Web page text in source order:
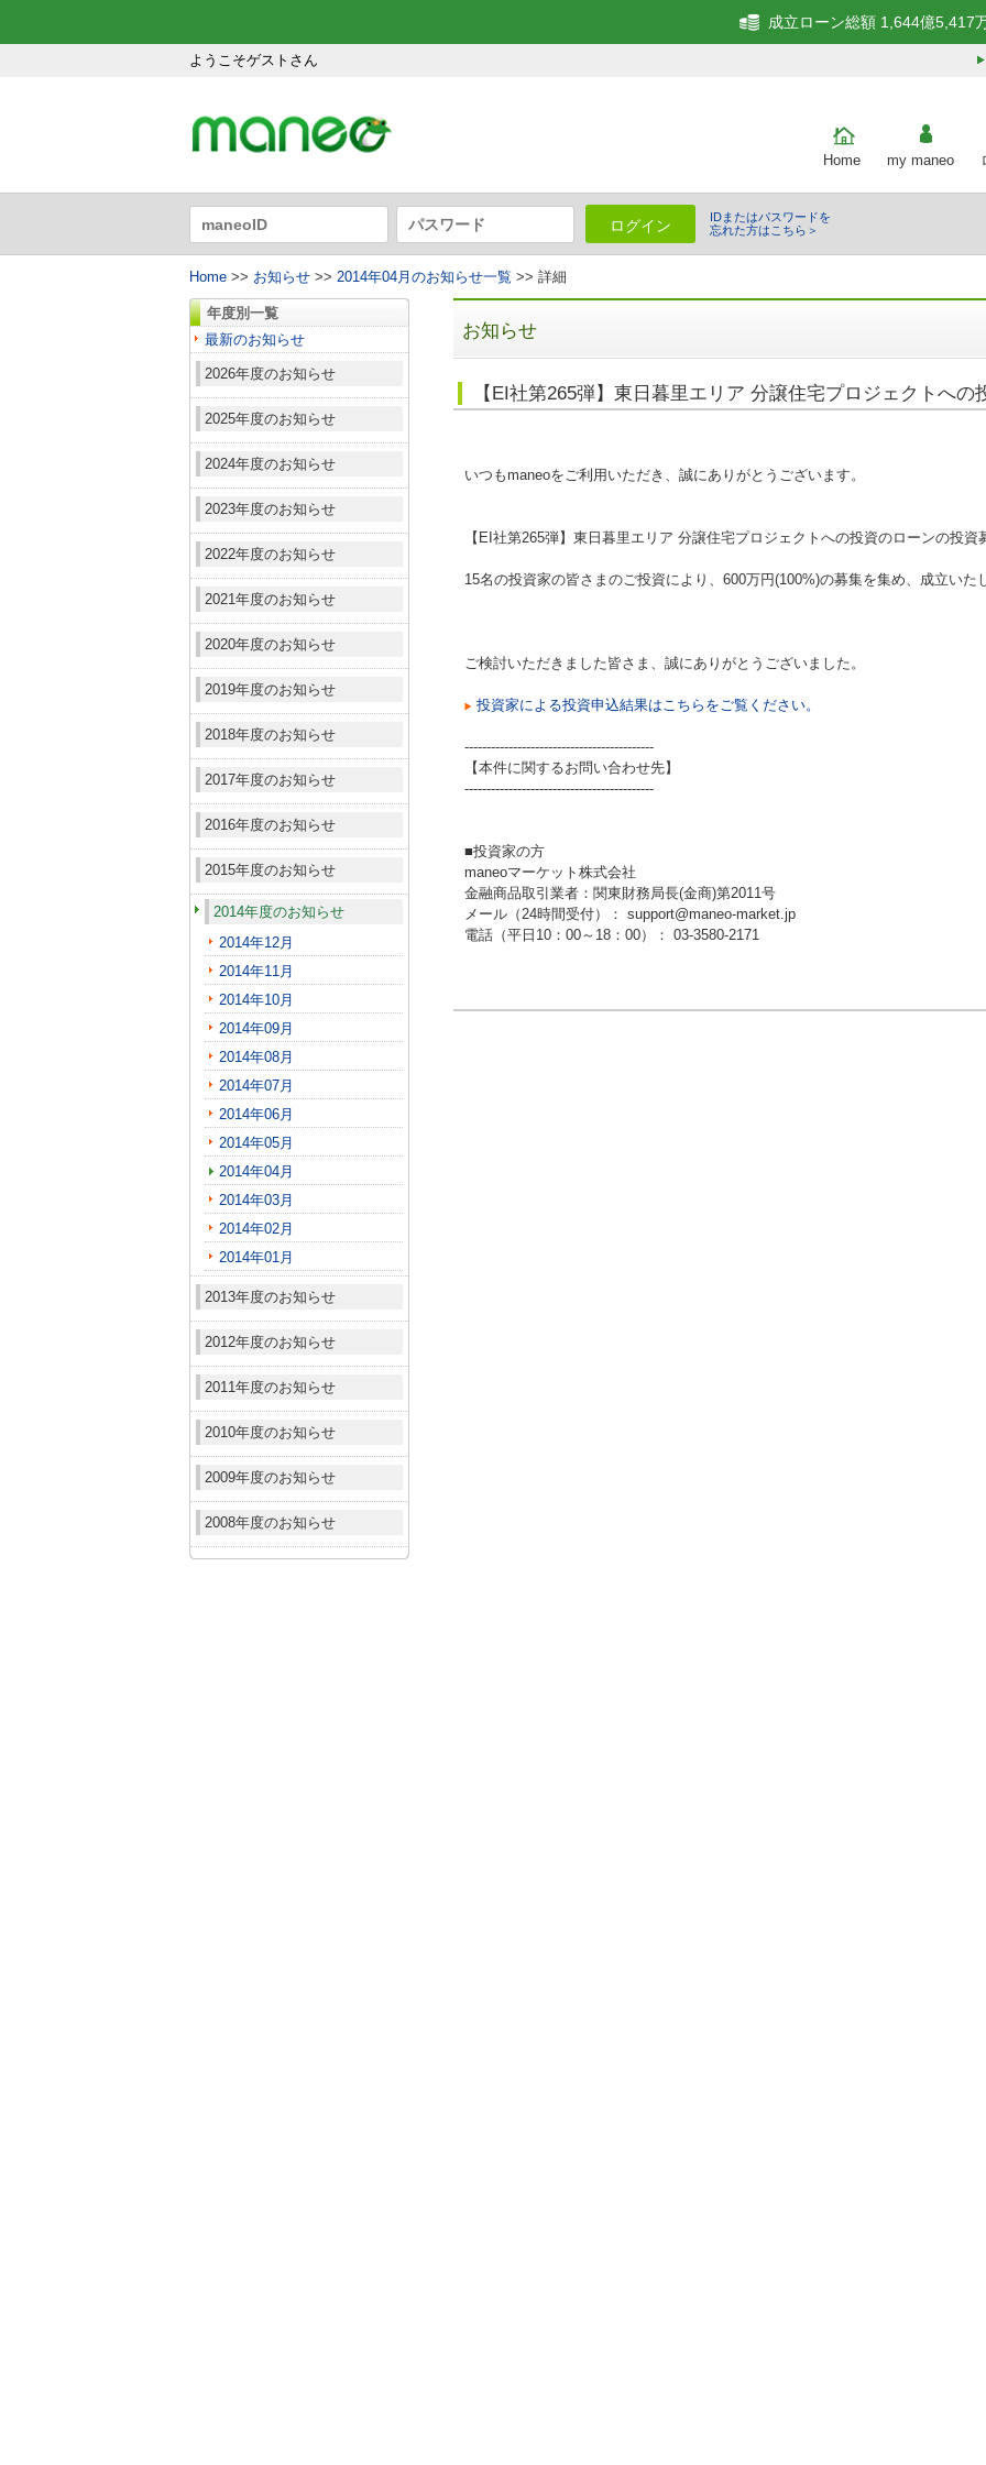
ようこそゲストさん
成立ローン総額 1,644億5,417
Home my maneo
ログイン
IDまたはパスワードを
忘れた方はこちら＞
Home >> お知らせ >> 2014年04月のお知らせ一覧 >> 詳細
年度別一覧
最新のお知らせ
2026年度のお知らせ
2025年度のお知らせ
2024年度のお知らせ
2023年度のお知らせ
2022年度のお知らせ
2021年度のお知らせ
2020年度のお知らせ
2019年度のお知らせ
2018年度のお知らせ
2017年度のお知らせ
2016年度のお知らせ
2015年度のお知らせ
2014年度のお知らせ
2014年12月
2014年11月
2014年10月
2014年09月
2014年08月
2014年07月
2014年06月
2014年05月
2014年04月
2014年03月
2014年02月
2014年01月
2013年度のお知らせ
2012年度のお知らせ
2011年度のお知らせ
2010年度のお知らせ
2009年度のお知らせ
2008年度のお知らせ
お知らせ
【EI社第265弾】東日暮里エリア 分譲住宅プロジェクトへの
いつもmaneoをご利用いただき、誠にありがとうございます。
【EI社第265弾】東日暮里エリア 分譲住宅プロジェクトへの投資のローンの投資
15名の投資家の皆さまのご投資により、600万円(100%)の募集を集め、成立いた
ご検討いただきました皆さま、誠にありがとうございました。
投資家による投資申込結果はこちらをご覧ください。
-------------------------------------------
【本件に関するお問い合わせ先】
-------------------------------------------
■投資家の方
maneoマーケット株式会社
金融商品取引業者：関東財務局長(金商)第2011号
メール（24時間受付）： support@maneo-market.jp
電話（平日10：00～18：00）： 03-3580-2171